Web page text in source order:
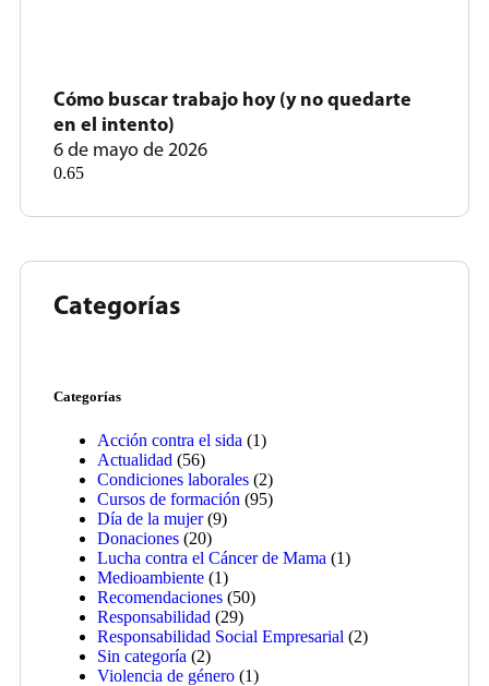
Cómo buscar trabajo hoy (y no quedarte
en el intento)
6 de mayo de 2026
Categorías
Categorías
Acción contra el sida (1)
Actualidad (56)
Condiciones laborales (2)
Cursos de formación (95)
Día de la mujer(9)
Donaciones (20)
Lucha contra el Cáncer de Mama (1)
Medioambiente (1)
Recomendaciones (50)
Responsabilidad (29)
Responsabilidad Social Empresarial (2)
Sin categoría (2)
Violencia de género (1)